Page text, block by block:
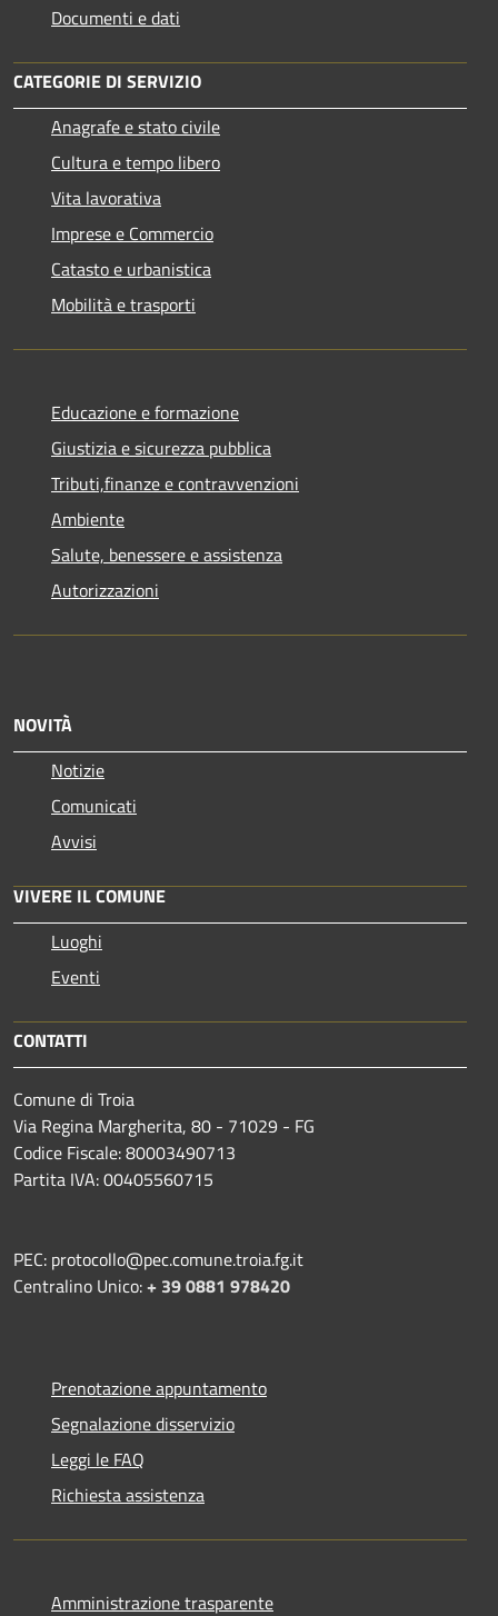
Documenti e dati
CATEGORIE DI SERVIZIO
Anagrafe e stato civile
Cultura e tempo libero
Vita lavorativa
Imprese e Commercio
Catasto e urbanistica
Mobilità e trasporti
Educazione e formazione
Giustizia e sicurezza pubblica
Tributi,finanze e contravvenzioni
Ambiente
Salute, benessere e assistenza
Autorizzazioni
NOVITÀ
Notizie
Comunicati
Avvisi
VIVERE IL COMUNE
Luoghi
Eventi
CONTATTI
Comune di Troia
Via Regina Margherita, 80 - 71029 - FG
Codice Fiscale: 80003490713
Partita IVA: 00405560715
PEC: protocollo@pec.comune.troia.fg.it
Centralino Unico:+ 39 0881 978420
Prenotazione appuntamento
Segnalazione disservizio
Leggi le FAQ
Richiesta assistenza
Amministrazione trasparente